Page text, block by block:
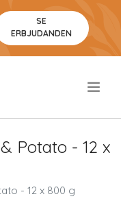
SE
ERBJUDANDEN
Potato - 12 x
- 12 x 800 g